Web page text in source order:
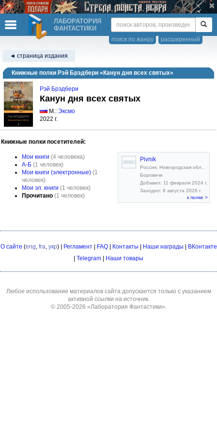
ЛАБОРАТОРИЯ
ФАНТАСТИКИ
расширенный
поиск по жанру
◄ страница издания
Книжные полки Рэй Брэдбери «Канун дня всех святых»
Рэй Брэдбери
Канун дня всех святых
М.: Эксмо
2022 г.
Книжные полки посетителей:
Мои книги (4 человека)
А-Б (1 человек)
Мои книги (электронные) (1
человек)
Мои эл. книги (1 человек)
Прочитано (1 человек)
Pivnik
Россия, Новгородская обл.,
Боровичи
Добавил: 11 февраля 2024 г.
Заходил: 8 августа 2026 г.
к полке >
О сайте (eng, fra, укр) | Регламент| FAQ| Контакты Наши награды
ВКонтакте
Telegram Наши товары
Любое использование материалов сайта допускается только с указанием
активной ссылки на источник.
© 2005-2026 «Лаборатория Фантастики».